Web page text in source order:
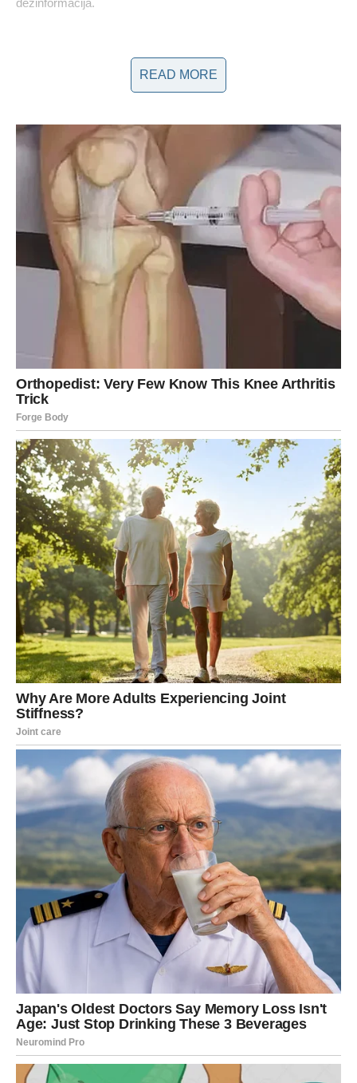
Okruženje i sigurnost djece
Kao ključni element u istraživanju nestanka, Jurić se osvrnuo
na sam teren gdje je djevojčica nestala, ukazujući na to da je
okruženje bilo izuzetno zapušteno i nesigurno. “Kada sam
posjetio lokaciju, shvatio sam da to nije mjesto gdje bi djeca
trebala da se igraju”, rekao je Jurić. Ovakva zapažanja
izazivaju dodatna pitanja o tome kako su se roditelji ponašali u
trenutku nestanka njihove kćerke. Zašto su dopustili da se
igraju na takvom mjestu?
Ovo pitanje ostaje u zraku i
pridonosi dodatnoj misteriji koja okružuje ovaj tragični događaj.
Ovaj slučaj otvara važnu diskusiju o sigurnosti djece u
zajednici i odgovornosti roditelja da osiguraju sigurnu igru.
Mnogi se pitaju kako su javni prostori, koji bi trebali biti sigurni,
postali potencijalno opasni za najmlađe.
Uloga institucija i odgovornost
Jedan od ključnih problema koji se javlja u ovom slučaju je i
uloga institucija nadležnih za istrage. Jurić sumnja u efikasnost
i koordinaciju između policije i drugih nadležnih tijela. On
smatra da su greške u procedurama doprinijele dodatnoj
READ MORE